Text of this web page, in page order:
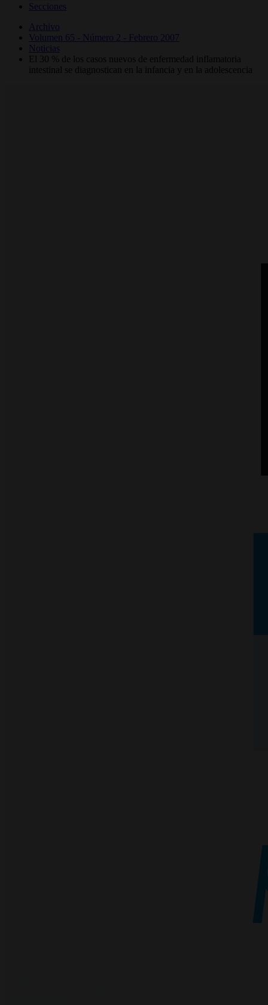
Secciones
Archivo
Volumen 65 - Número 2 - Febrero 2007
Noticias
El 30 % de los casos nuevos de enfermedad inflamatoria
intestinal se diagnostican en la infancia y en la adolescencia